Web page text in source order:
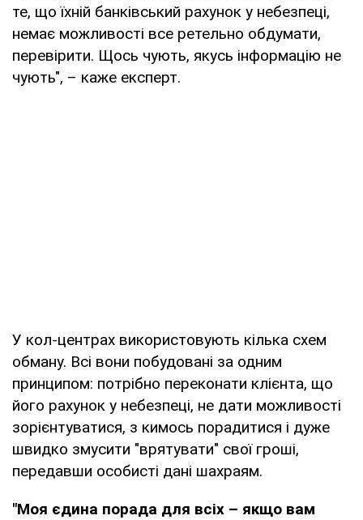
те, що їхній банківський рахунок у небезпеці,
немає можливості все ретельно обдумати,
перевірити. Щось чують, якусь інформацію не
чують", – каже експерт.
У кол-центрах використовують кілька схем
обману. Всі вони побудовані за одним
принципом: потрібно переконати клієнта, що
його рахунок у небезпеці, не дати можливості
зорієнтуватися, з кимось порадитися і дуже
швидко змусити "врятувати" свої гроші,
передавши особисті дані шахраям.
"Моя єдина порада для всіх – якщо вам